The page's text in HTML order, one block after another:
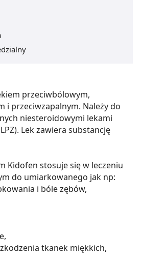
przeciwbólowym,
i przeciwzapalnym. Należy do
niesteroidowymi lekami
Lek zawiera substancję
Kidofen stosuje się w leczeniu
do umiarkowanego jak np:
i bóle zębów,
tkanek miękkich,